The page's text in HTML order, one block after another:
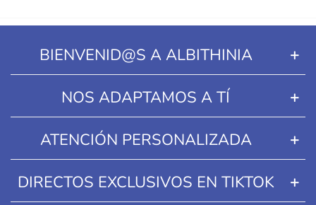
BIENVENID@S A ALBITHINIA
NOS ADAPTAMOS A TÍ
ATENCIÓN PERSONALIZADA
DIRECTOS EXCLUSIVOS EN TIKTOK